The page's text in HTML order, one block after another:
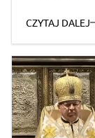
Польщі.
новоствореній
цьогоріч
місцевої
CZYTAJ DALEJ